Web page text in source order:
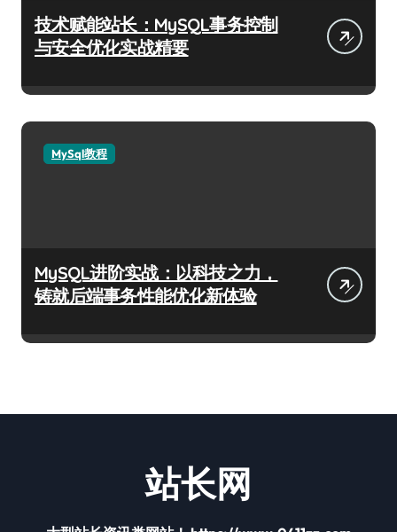
技术赋能站长：MySQL事务控制
与安全优化实战精要
MySql教程
MySQL进阶实战：以科技之力，
铸就后端事务性能优化新体验
站长网